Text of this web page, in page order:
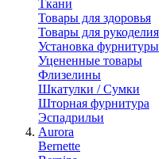
Ткани
Товары для здоровья
Товары для рукоделия
Установка фурнитуры
Уцененные товары
Флизелины
Шкатулки / Сумки
Шторная фурнитура
Эспадрильи
Aurora
Bernette